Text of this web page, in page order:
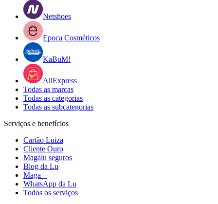
Netshoes
Epoca Cosméticos
KaBuM!
AliExpress
Todas as marcas
Todas as categorias
Todas as subcategorias
Serviços e benefícios
Cartão Luiza
Cliente Ouro
Magalu seguros
Blog da Lu
Maga +
WhatsApp da Lu
Todos os serviços